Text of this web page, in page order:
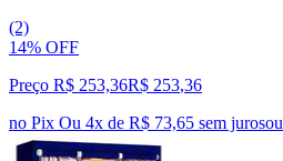
(2)
14% OFF
Preço R$ 253,36R$ 253,36
no Pix Ou 4x de R$ 73,65 sem jurosou